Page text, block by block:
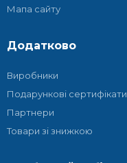
Мапа сайту
Додатково
Виробники
Подарункові сертифікати
Партнери
Товари зі знижкою